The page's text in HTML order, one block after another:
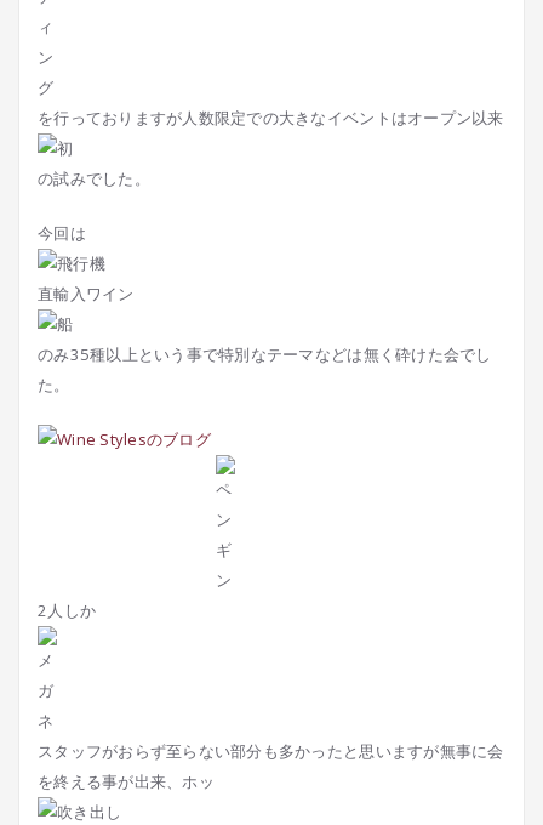
を行っておりますが人数限定での大きなイベントはオープン以来
の試みでした。
今回は
直輸入ワイン
のみ35種以上という事で特別なテーマなどは無く砕けた会でし
た。
2人しか
スタッフがおらず至らない部分も多かったと思いますが無事に会
を終える事が出来、ホッ